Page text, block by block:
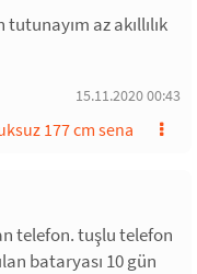
az akıllılık
15.11.2020 00:43
177 cm sena
telefon. tuşlu telefon
bataryası 10 gün